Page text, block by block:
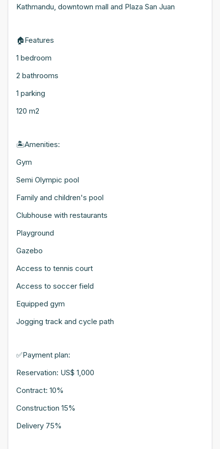
Kathmandu, downtown mall and Plaza San Juan
🏠Features
1 bedroom
2 bathrooms
1 parking
120 m2
🏝Amenities:
Gym
Semi Olympic pool
Family and children's pool
Clubhouse with restaurants
Playground
Gazebo
Access to tennis court
Access to soccer field
Equipped gym
Jogging track and cycle path
✅Payment plan:
Reservation: US$ 1,000
Contract: 10%
Construction 15%
Delivery 75%